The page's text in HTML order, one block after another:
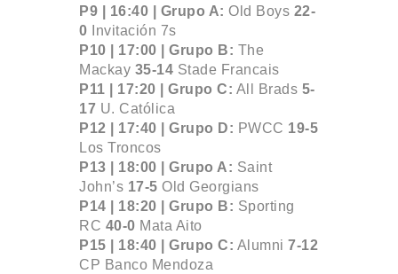
P9 | 16:40 | Grupo A: Old Boys 22-
0 Invitación 7s
P10 | 17:00 |
Grupo B: The
Mackay 35-14 Stade Francais
P11 | 17:20 |
Grupo C: All Brads 5-
17 U. Católica
P12 | 17:40 | Grupo D: PWCC 19-5
Los Troncos
P13 | 18:00 |
Grupo A: Saint
John’s 17-5 Old Georgians
P14 | 18:20 |
Grupo B: Sporting
RC 40-0 Mata Aito
P15 | 18:40 |
Grupo C: Alumni 7-12
CP Banco Mendoza